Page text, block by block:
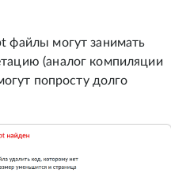
файлы могут занимать
(аналог компиляции
попросту долго